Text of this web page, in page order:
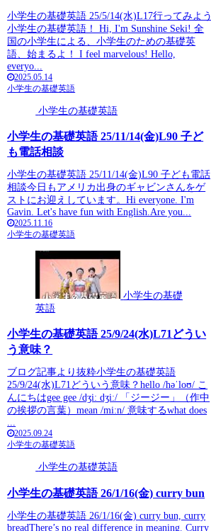
小学生の基礎英語 25/5/14(水)L17行ってみよう
小学生の基礎英語！ Hi, I'm Sunshine Seki! 全
国の小学生による、小学生のための基礎英
語、始まるよ！ I feel marvelous! Hello,
everyo...
2025.05.14
小学生の基礎英語
小学生の基礎英語
小学生の基礎英語 25/11/14(金)L90 子ど
も電話相談
小学生の基礎英語 25/11/14(金)L90 子ども電話
相談今日もアメリカ出身のギャビンさんをゲ
ストにお迎えしています。Hi everyone. I'm
Gavin. Let's have fun with English.Are you...
2025.11.16
小学生の基礎英語
小学生の基礎
英語
小学生の基礎英語 25/9/24(水)L71どうい
う意味？
ブログ記事より抜粋小学生の基礎英語
25/9/24(水)L71どういう意味？hello /həˈloʊ/ こ
んにちはgee gee /dʒiː dʒiː/ 「ジージー」（作中
の挨拶の言葉）mean /miːn/ 意味するwhat does
...
2025.09.24
小学生の基礎英語
小学生の基礎英語
小学生の基礎英語 26/1/16(金) curry bun
小学生の基礎英語 26/1/16(金) curry bun, curry
breadThere’s no real difference in meaning. Curry